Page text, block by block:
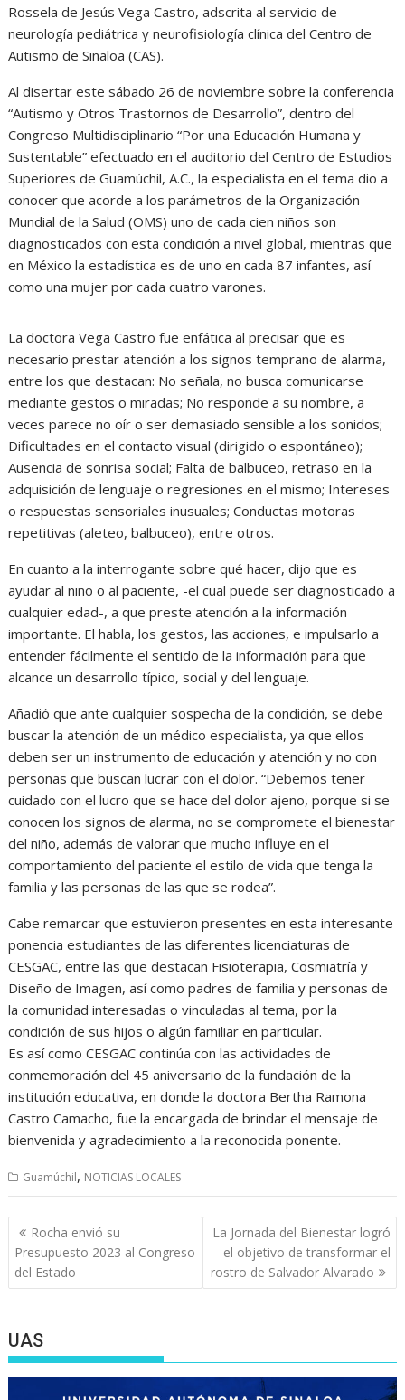
Rossela de Jesús Vega Castro, adscrita al servicio de
neurología pediátrica y neurofisiología clínica del Centro de
Autismo de Sinaloa (CAS).
Al disertar este sábado 26 de noviembre sobre la conferencia
“Autismo y Otros Trastornos de Desarrollo”, dentro del
Congreso Multidisciplinario “Por una Educación Humana y
Sustentable” efectuado en el auditorio del Centro de Estudios
Superiores de Guamúchil, A.C., la especialista en el tema dio a
conocer que acorde a los parámetros de la Organización
Mundial de la Salud (OMS) uno de cada cien niños son
diagnosticados con esta condición a nivel global, mientras que
en México la estadística es de uno en cada 87 infantes, así
como una mujer por cada cuatro varones.
La doctora Vega Castro fue enfática al precisar que es
necesario prestar atención a los signos temprano de alarma,
entre los que destacan: No señala, no busca comunicarse
mediante gestos o miradas; No responde a su nombre, a
veces parece no oír o ser demasiado sensible a los sonidos;
Dificultades en el contacto visual (dirigido o espontáneo);
Ausencia de sonrisa social; Falta de balbuceo, retraso en la
adquisición de lenguaje o regresiones en el mismo; Intereses
o respuestas sensoriales inusuales; Conductas motoras
repetitivas (aleteo, balbuceo), entre otros.
En cuanto a la interrogante sobre qué hacer, dijo que es
ayudar al niño o al paciente, -el cual puede ser diagnosticado a
cualquier edad-, a que preste atención a la información
importante. El habla, los gestos, las acciones, e impulsarlo a
entender fácilmente el sentido de la información para que
alcance un desarrollo típico, social y del lenguaje.
Añadió que ante cualquier sospecha de la condición, se debe
buscar la atención de un médico especialista, ya que ellos
deben ser un instrumento de educación y atención y no con
personas que buscan lucrar con el dolor. “Debemos tener
cuidado con el lucro que se hace del dolor ajeno, porque si se
conocen los signos de alarma, no se compromete el bienestar
del niño, además de valorar que mucho influye en el
comportamiento del paciente el estilo de vida que tenga la
familia y las personas de las que se rodea”.
Cabe remarcar que estuvieron presentes en esta interesante
ponencia estudiantes de las diferentes licenciaturas de
CESGAC, entre las que destacan Fisioterapia, Cosmiatría y
Diseño de Imagen, así como padres de familia y personas de
la comunidad interesadas o vinculadas al tema, por la
condición de sus hijos o algún familiar en particular.
Es así como CESGAC continúa con las actividades de
conmemoración del 45 aniversario de la fundación de la
institución educativa, en donde la doctora Bertha Ramona
Castro Camacho, fue la encargada de brindar el mensaje de
bienvenida y agradecimiento a la reconocida ponente.
Guamúchil, NOTICIAS LOCALES
Navegación
de
entradas
Rocha envió su
Presupuesto 2023 al Congreso
del Estado
La Jornada del Bienestar logró
el objetivo de transformar el
rostro de Salvador Alvarado
UAS